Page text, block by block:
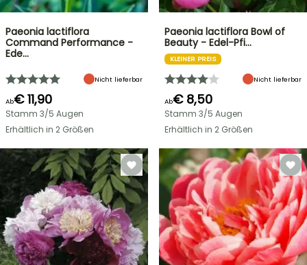
Paeonia lactiflora
Command Performance -
Ede…
Nicht lieferbar
Ab€ 11,90
Stamm 3/5 Augen
Erhältlich in 2 Größen
Paeonia lactiflora Bowl of
Beauty - Edel-Pfi…
KLEINER PREIS
Nicht lieferbar
Ab€ 8,50
Stamm 3/5 Augen
Erhältlich in 2 Größen